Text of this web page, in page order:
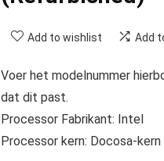
Add to wishlist Add
Voer het modelnummer
dat dit past.
Processor Fabrikant: Intel
Processor kern: Docosa-kern